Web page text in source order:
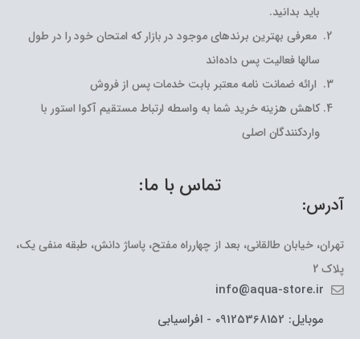
باید بدانید.
معرفی بهترین برندهای موجود در بازار که امتحان خود را در طول
سالها فعالیت پس داده‌اند
ارائه ضمانت نامه معتبر بابت خدمات پس از فروش
کاهش هزینه خرید شما به واسطه ارتباط مستقیم آکوا استور با
واردکنندگان اصلی
تماس با ما:
آدرس:
تهران، خیابان طالقانی، بعد از چهارراه مفتح، پاساژ دانش، طبقه منفی یک،
پلاک 2
info@aqua-store.ir
موبایل: 09125368152 - افراسیابی